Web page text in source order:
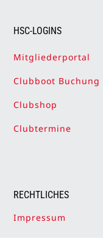
HSC-LOGINS
Mitgliederportal
Clubboot Buchung
Clubshop
Clubtermine
RECHTLICHES
Impressum